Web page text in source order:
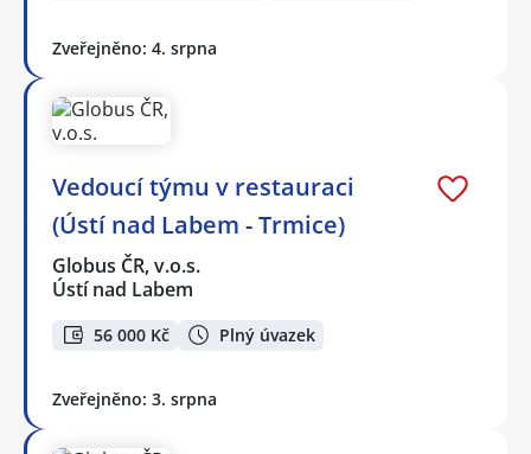
Zveřejněno: 4. srpna
Vedoucí týmu v restauraci
(Ústí nad Labem - Trmice)
Globus ČR, v.o.s.
Ústí nad Labem
56 000 Kč Plný úvazek
Zveřejněno: 3. srpna